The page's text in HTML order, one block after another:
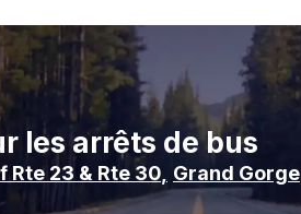
les arrêts de bus
Rte 23 & Rte 30 Grand Gorge